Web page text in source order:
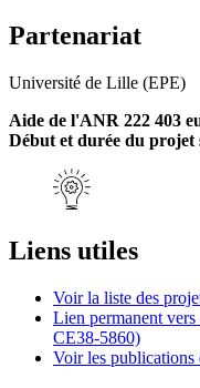
Partenariat
Université de Lille (EPE)
Aide de l'ANR 222 403
Début et durée du projet
Liens utiles
Voir la liste des
Lien permanent
CE38-5860)
Voir les